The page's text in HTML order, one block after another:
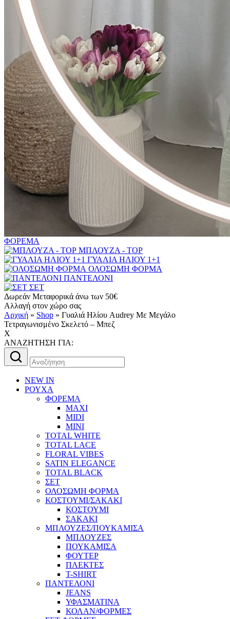
ΦΟΡΕΜΑ
ΜΠΛΟΥΖΑ - TOP
ΓΥΑΛΙΑ ΗΛΙΟΥ 1+1
ΟΛΟΣΩΜΗ ΦΟΡΜΑ
ΠΑΝΤΕΛΟΝΙ
ΣΕΤ
Δωρεάν Μεταφορικά άνω των 50€
Αλλαγή στον χώρο σας
Αρχική » Shop » Γυαλιά Ηλίου Audrey Με Μεγάλο
Τετραγωνισμένο Σκελετό – Μπεζ
X
AΝΑΖΗΤΗΣΗ ΓΙΑ:
Αναζήτηση
για:
NEW IN
ΡΟΥΧΑ
ΦΟΡΕΜΑ
MAXI
MIDI
MINI
TOTAL WHITE
TOTAL LACE
FLORAL VIBES
SATIN ELEGANCE
TOTAL BLACK
ΣΕΤ
ΟΛΟΣΩΜΗ ΦΟΡΜΑ
ΚΟΣΤΟΥΜΙ/ΣΑΚΑΚΙ
ΚΟΣΤΟΥΜΙ
ΣΑΚΑΚΙ
ΜΠΛΟΥΖΕΣ/ΠΟΥΚΑΜΙΣΑ
ΜΠΛΟΥΖΕΣ
ΠΟΥΚΑΜΙΣΑ
ΦΟΥΤΕΡ
ΠΛΕΚΤΕΣ
T-SHIRT
ΠΑΝΤΕΛΟΝΙ
JEANS
ΥΦΑΣΜΑΤΙΝΑ
ΚΟΛΑΝ/ΦΟΡΜΕΣ